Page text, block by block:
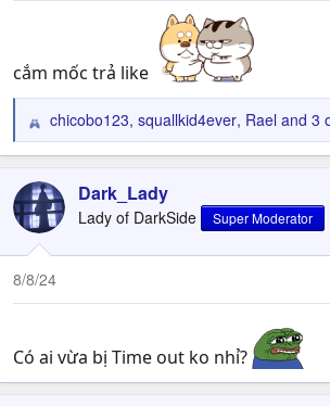
cắm mốc trả like
R
e
c
t
i
o
n
chicobo123, squallkid4ever, Rael and 3
Dark_Lady
Lady of DarkSide Super Moderator
8/8/24
Có ai vừa bị Time out ko nhỉ?